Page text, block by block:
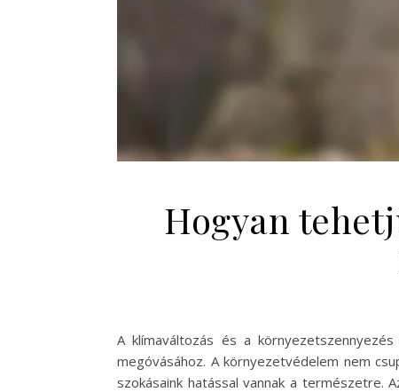
Hogyan
A klímaváltozás és a
megóvásához. A környezetvédelem nem
szokásaink hatással vannak a természetre.